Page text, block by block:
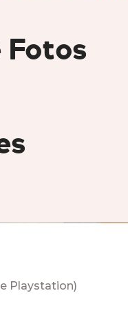
Fotos
Playstation)